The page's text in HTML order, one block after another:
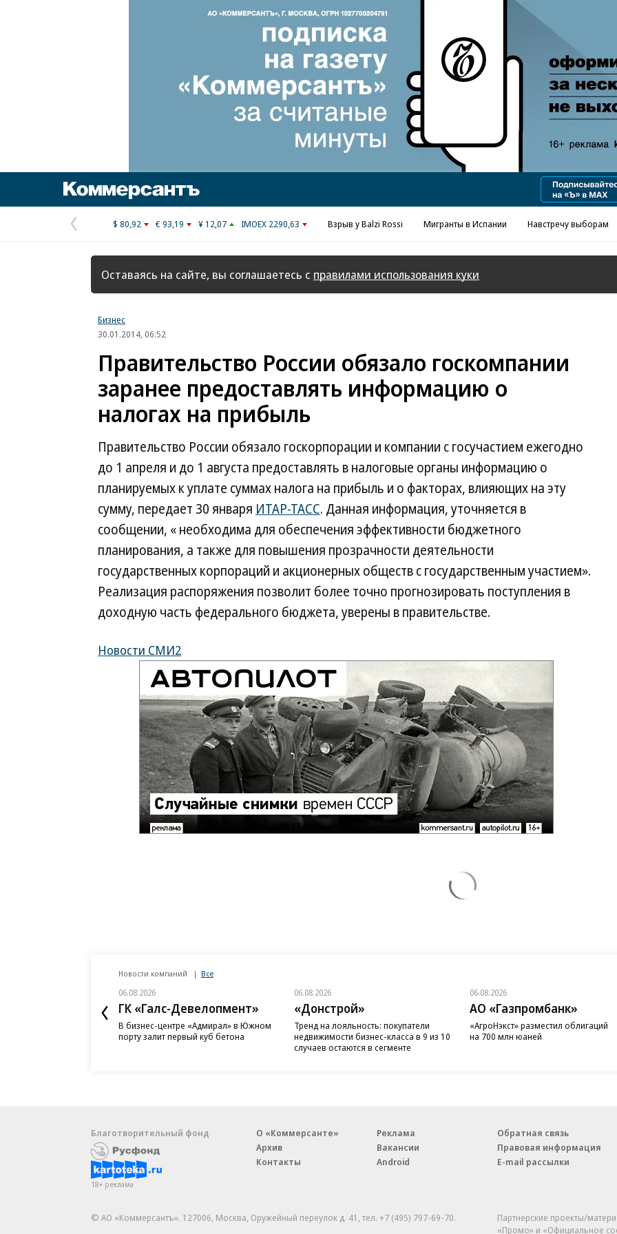
Реклама в «Ъ» www.kommersant.ru/ad
Предыдущая
страница
$ 80,92 € 93,19 ¥ 12,07 IMOEX 2290,63 Взрыв у Balzi Rossi Мигранты в Испании Навстречу выборам
Оставаясь на сайте, вы соглашаетесь с правилами использования куки
Бизнес
30.01.2014, 06:52
Правительство России обязало госкомпании
заранее предоставлять информацию о
налогах на прибыль
Правительство России обязало госкорпорации и компании с госучастием ежегодно
до 1 апреля и до 1 августа предоставлять в налоговые органы информацию о
планируемых к уплате суммах налога на прибыль и о факторах, влияющих на эту
сумму, передает 30 января ИТАР-ТАСС. Данная информация, уточняется в
сообщении, « необходима для обеспечения эффективности бюджетного
планирования, а также для повышения прозрачности деятельности
государственных корпораций и акционерных обществ с государственным участием».
Реализация распоряжения позволит более точно прогнозировать поступления в
доходную часть федерального бюджета, уверены в правительстве.
Новости СМИ2
Новости компаний Все
06.08.2026
ГК «Галс-Девелопмент»
В бизнес-центре «Адмирал» в Южном
порту залит первый куб бетона
06.08.2026
«Донстрой»
Тренд на лояльность: покупатели
недвижимости бизнес-класса в 9 из 10
случаев остаются в сегменте
06.08.2026
АО «Газпромбанк»
«АгроНэкст» разместил облигаций
на 700 млн юаней
Благотворительный фонд
18+ реклама
О «Коммерсанте»
Архив
Контакты
Реклама
Вакансии
Android
Обратная связь
Правовая информация
E-mail рассылки
© АО «Коммерсантъ». 127006, Москва, Оружейный переулок д. 41,тел. +7 (495) 797-69-70.
Партнерские проекты/
«Промо» и «Официальное